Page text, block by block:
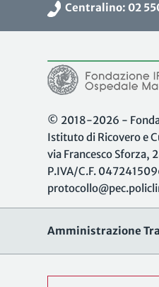
Centralino: 02
© 2018-2026 -
Istituto di Ricovero e
via Francesco Sforza,
P.IVA/C.F.
Amministrazione